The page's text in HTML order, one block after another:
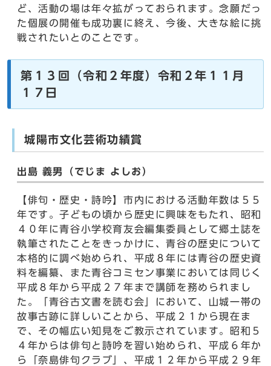
ど、活動の場は年々拡がっておられます。念願だっ
た個展の開催も成功裏に終え、今後、大きな絵に挑
戦されたいとのことです。
第１３回（令和２年度）令和２年１１月
１７日
城陽市文化芸術功績賞
出島 義男（でじま よしお）
【俳句・歴史・詩吟】市内における活動年数は５５
年です。子どもの頃から歴史に興味をもたれ、昭和
４０年に青谷小学校育友会編集委員として郷土誌を
執筆されたことをきっかけに、青谷の歴史について
本格的に調べ始められ、平成８年には青谷の歴史資
料を編纂、また青谷コミセン事業においては同じく
平成８年から平成２７年まで講師を務められまし
た。「青谷古文書を読む会」において、山城一帯の
故事古跡に詳しいことから、平成２１から現在ま
で、その幅広い知見をご教示されています。昭和５
４年からは俳句と詩吟を習い始められ、平成６年か
ら「奈島俳句クラブ」、平成１２年から平成２９年